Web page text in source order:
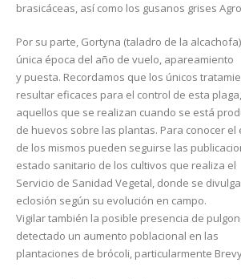
brasicáceas, así como los gusanos grises
Por su parte, Gortyna (taladro de la
única época del año de vuelo, apareamiento
y puesta. Recordamos que los únicos
resultar eficaces para el control de esta
aquellos que se realizan cuando se está
de huevos sobre las plantas. Para conocer el
de los mismos pueden seguirse las
estado sanitario de los cultivos que realiza el
Servicio de Sanidad Vegetal, donde se
eclosión según su evolución en campo.
Vigilar también la posible presencia de
detectado un aumento poblacional en las
plantaciones de brócoli, particularmente